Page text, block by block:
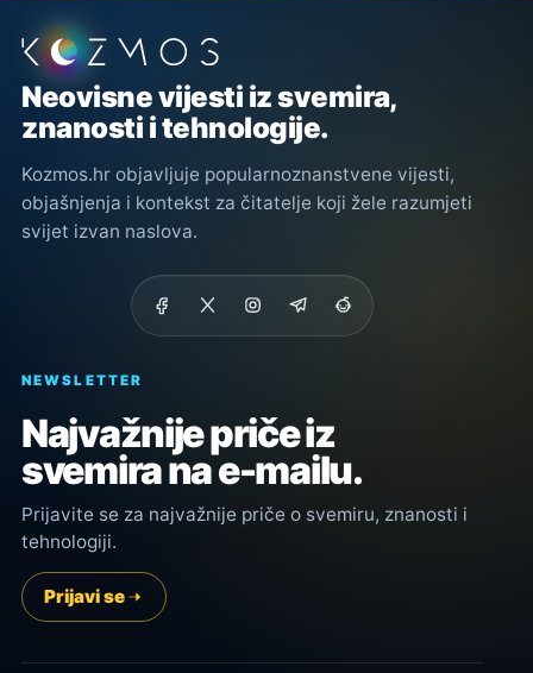
Podnožje stranice
Neovisne vijesti iz svemira,
znanosti i tehnologije.
Kozmos.hr objavljuje popularnoznanstvene vijesti,
objašnjenja i kontekst za čitatelje koji žele razumjeti
svijet izvan naslova.
NEWSLETTER
Najvažnije priče iz
svemira na e-mailu.
Prijavite se za najvažnije priče o svemiru, znanosti i
tehnologiji.
Prijavi se